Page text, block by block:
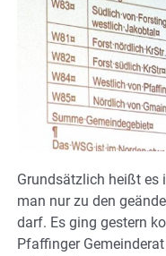
Grundsätzlich heißt es
man nur zu den
darf. Es ging gestern
Pfaffinger